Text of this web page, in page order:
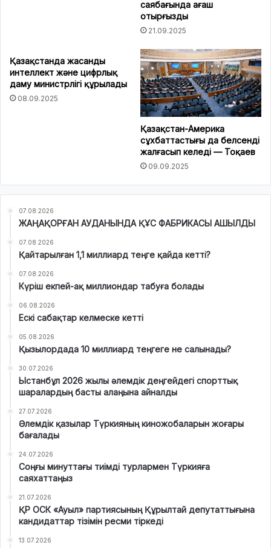
саябағында ағаш
отырғызды
21.09.2025
Қазақстанда жасанды
интеллект және цифрлық
даму министрлігі құрылады
08.09.2025
Қазақстан-Америка
сұхбаттастығы да белсенді
жалғасып келеді — Тоқаев
09.09.2025
07.08.2026
ЖАҢАҚОРҒАН АУДАНЫНДА ҚҰС ФАБРИКАСЫ АШЫЛДЫ
07.08.2026
Қайтарылған 1,1 миллиард теңге қайда кетті?
07.08.2026
Күріш екпей-ақ миллиондар табуға болады
06.08.2026
Ескі сабақтар келмеске кетті
05.08.2026
Қызылордада 10 миллиард теңгеге не салынады?
30.07.2026
Ыстанбұл 2026 жылы әлемдік деңгейдегі спорттық
шаралардың басты алаңына айналды
27.07.2026
Әлемдік қазылар Түркияның киножобаларын жоғары
бағалады
24.07.2026
Соңғы минуттағы тиімді турлармен Түркияға
саяхаттаңыз
21.07.2026
ҚР ОСК «Ауыл» партиясының Құрылтай депутаттығына
кандидаттар тізімін ресми тіркеді
13.07.2026